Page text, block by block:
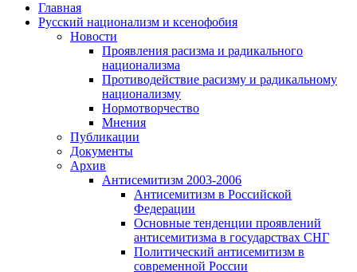
Главная
Русский национализм и ксенофобия
Новости
Проявления расизма и радикального
национализма
Противодействие расизму и радикальному
национализму
Нормотворчество
Мнения
Публикации
Документы
Архив
Антисемитизм 2003-2006
Антисемитизм в Российской
Федерации
Основные тенденции проявлений
антисемитизма в государствах СНГ
Политический антисемитизм в
современной России